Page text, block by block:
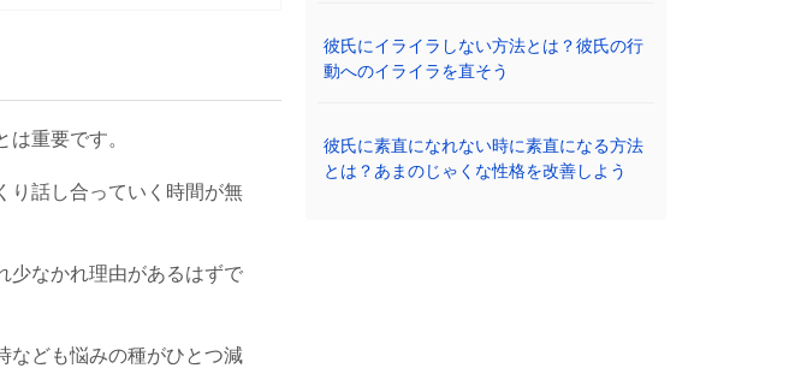
重要です。
り話し合っていく時間が無
少なかれ理由があるはずで
なども悩みの種がひとつ減
彼氏にイライラしない方法とは？彼氏の行
動へのイライラを直そう
彼氏に素直になれない時に素直になる方法
とは？あまのじゃくな性格を改善しよう